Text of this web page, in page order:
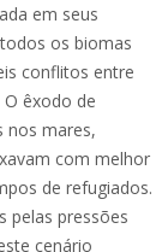
em seus
os biomas
conflitos entre
êxodo de
nos mares,
com melhor
de refugiados.
pelas pressões
cenário